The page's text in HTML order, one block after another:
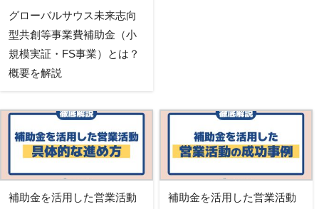
グローバルサウス未来志向
型共創等事業費補助金（小
規模実証・FS事業）とは？
概要を解説
補助金を活用した営業活動
補助金を活用した営業活動